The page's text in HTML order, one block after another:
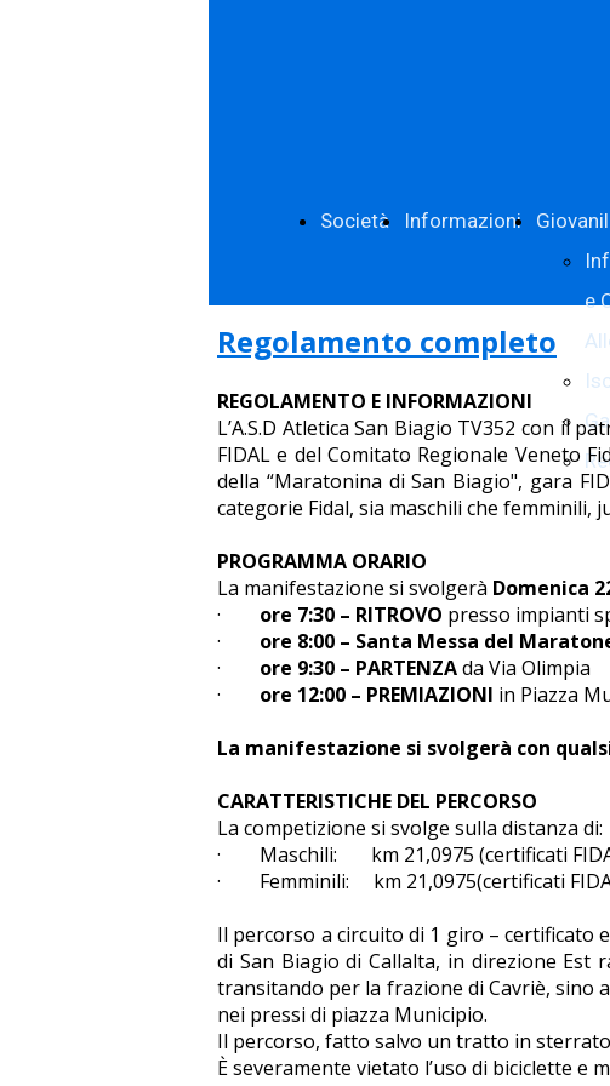
Società Informazioni
e
Regolamento completo
REGOLAMENTO E INFORMAZIONI
L’A.S.D Atletica San Biagio TV352 con il
FIDAL e del Comitato Regionale Veneto
della “Maratonina di San Biagio", gara
categorie Fidal, sia maschili che
PROGRAMMA ORARIO
La manifestazione si svolgerà Domenica
· ore 7:30 – RITROVO presso impianti
· ore 8:00 – Santa Messa del
· ore 9:30 – PARTENZAda Via Olimpia
· ore 12:00 – PREMIAZIONI in Piazza
La manifestazione si svolgerà con
CARATTERISTICHE DEL PERCORSO
La competizione si svolge sulla distanza di:
· Maschili: km 21,0975 (certificati
· Femminili: km 21,0975(certificati
Il percorso a circuito di 1 giro – certificato
di San Biagio di Callalta, in direzione
transitando per la frazione di Cavriè, sino
nei pressi di piazza Municipio.
Il percorso, fatto salvo un tratto in
È severamente vietato l’uso di biciclette